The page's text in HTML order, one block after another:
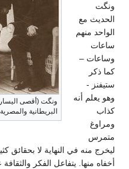
ونگت (أقصى اليسار)
البريطانية والمصرية
ونگت
الحديث مع
الواحد منهم
ساعات
وساعات –
كما ذكر
ستيفنز -
وهو يعلم أنه
كذاب
ومراوغ
متمرس
ليخرج منه في النهاية لا بحقائق
أخفاه منها. يتفاعل الفكر